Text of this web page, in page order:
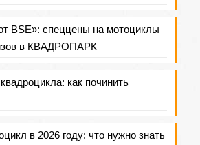
BSE»: спеццены на мотоциклы
в КВАДРОПАРК
как починить
в 2026 году: что нужно знать